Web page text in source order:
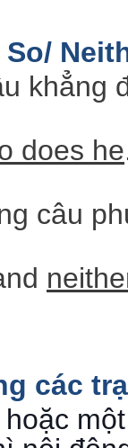
khẳng
does he
câu
các